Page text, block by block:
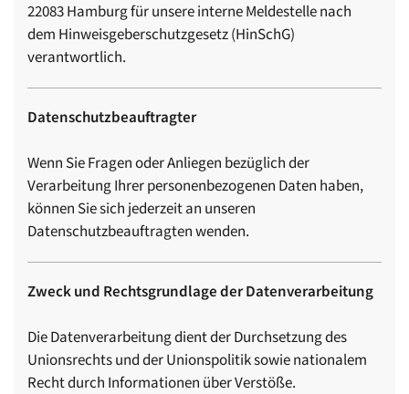
22083 Hamburg für unsere interne Meldestelle nach
dem Hinweisgeberschutzgesetz (HinSchG)
verantwortlich.
Datenschutzbeauftragter
Wenn Sie Fragen oder Anliegen bezüglich der
Verarbeitung Ihrer personenbezogenen Daten haben,
können Sie sich jederzeit an unseren
Datenschutzbeauftragten wenden.
Zweck und Rechtsgrundlage der Datenverarbeitung
Die Datenverarbeitung dient der Durchsetzung des
Unionsrechts und der Unionspolitik sowie nationalem
Recht durch Informationen über Verstöße.